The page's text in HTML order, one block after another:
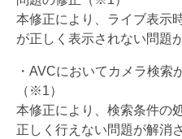
本修正により、 ライブ表示
が正しく表示されない問題
・AVCにおいてカメラ検索
（※1）
本修正により、 検索条件の
正しく行えない問題が解消